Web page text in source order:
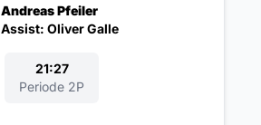
Andreas Pfeiler
Assist: Oliver Galle
21:27
Periode 2P